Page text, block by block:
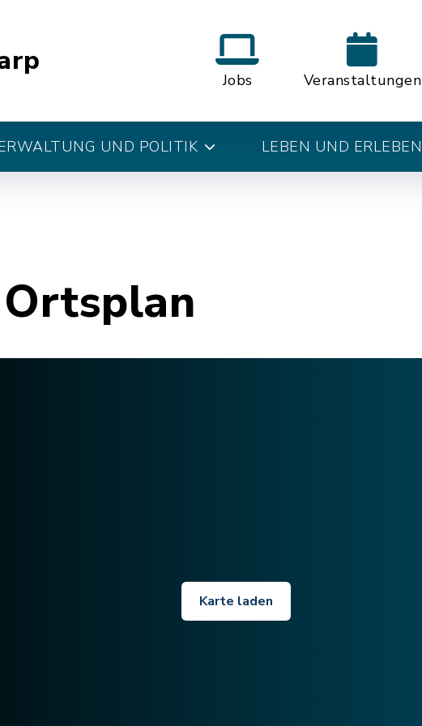
Jobs Veranstaltungen
UND POLITIK LEBEN UND ERLEBEN
Karte laden